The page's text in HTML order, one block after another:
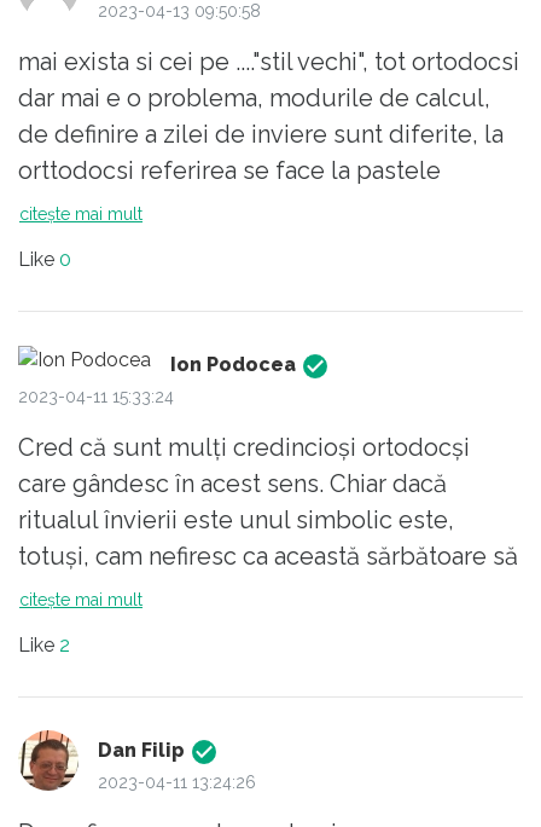
2023-04-13 09:50:58
mai exista si cei pe ...."stil vechi", tot ortodocsi
dar mai e o problema, modurile de calcul,
de definire a zilei de inviere sunt diferite, la
orttodocsi referirea se face la pastele
evreiesc iar la ceilalti (inclusiv biserica rusa)
enciclopediile mai vechi sau sa intrebe
citește mai mult
Like 0
Ion Podocea
2023-04-11 15:33:24
Cred că sunt mulți credincioși ortodocși
care gândesc în acest sens. Chiar dacă
ritualul învierii este unul simbolic este,
totuși, cam nefiresc ca această sărbătoare să
nu fie dată calendaristică comună tuturor
marile lui adevăruri este un motiv de
reflecție asupra acestui subiect.
citește mai mult
Like 2
Dan Filip
2023-04-11 13:24:26